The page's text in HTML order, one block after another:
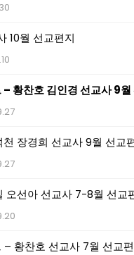
10월 선교편지
– 황찬호 김인경 선교사 9월
장경희 선교사 9월 선교
오선아 선교사 7-8월 선교
– 황찬호 선교사 7월 선교